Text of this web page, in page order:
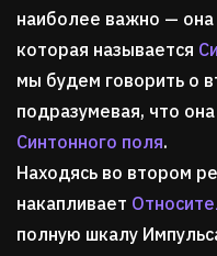
наиболее важно —
которая называется
мы будем говорить о
подразумевая, что
Синтонного поля.
Находясь во втором
накапливает
полную шкалу